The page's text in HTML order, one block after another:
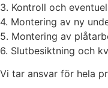
3. Kontroll och
4. Montering av ny
5. Montering av
6. Slutbesiktning och
Vi tar ansvar för hela